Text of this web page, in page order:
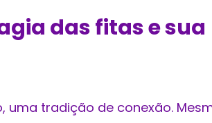
das fitas e sua
uma tradição de conexão.